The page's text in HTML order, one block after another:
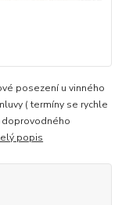
posezení u vinného
( termíny se rychle
doprovodného
popis